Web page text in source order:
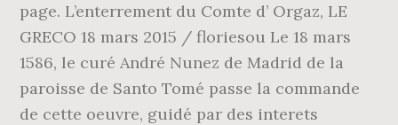
page. L’enterrement du Comte d’ Orgaz, LE
GRECO 18 mars 2015 / floriesou Le 18 mars
1586, le curé André Nunez de Madrid de la
paroisse de Santo Tomé passe la commande
de cette oeuvre, guidé par des interets